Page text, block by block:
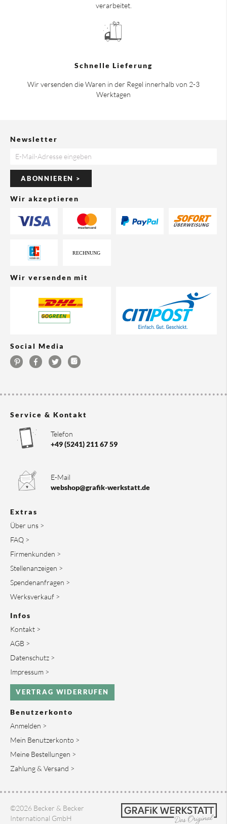
verarbeitet.
Schnelle Lieferung
Wir versenden die Waren in der Regel innerhalb von 2-3
Werktagen
Newsletter
ABONNIEREN >
Wir akzeptieren
Wir versenden mit
Social Media
Service & Kontakt
Telefon
+49 (5241) 211 67 59
E-Mail
webshop@grafik-werkstatt.de
Extras
Über uns >
FAQ >
Firmenkunden >
Stellenanzeigen >
Spendenanfragen >
Werksverkauf >
Infos
Kontakt >
AGB >
Datenschutz >
Impressum >
VERTRAG WIDERRUFEN
Benutzerkonto
Anmelden >
Mein Benutzerkonto >
Meine Bestellungen >
Zahlung & Versand >
©2026 Becker & Becker
International GmbH